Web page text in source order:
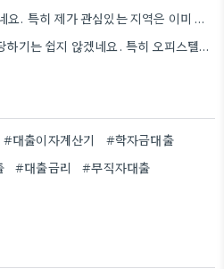
지역별 수요가 중요한 포인트네요. 특히 제가 관심있는 지역은 이미 경쟁이 심해서, 환금성 때문에 대출 받기가…
월세 수입만으로 5억 원을 감당하기는 쉽지 않겠네요. 특히 오피스텔 공실률도 고려해야 할 중요한 요소 같아요.
#대출이자계산기
#학자금대출
#대출금리
#무직자대출